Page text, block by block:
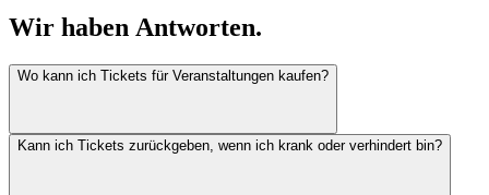
Wir haben Antworten.
Wo kann ich Tickets für Veranstaltungen kaufen?
Kann ich Tickets zurückgeben, wenn ich krank oder verhindert bin?